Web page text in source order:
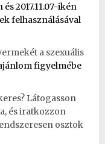
2017.11.07-ikén
felhasználásával
a szexuális
figyelmébe
Látogasson
és iratkozzon
osztok